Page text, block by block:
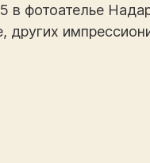
фотоателье
других